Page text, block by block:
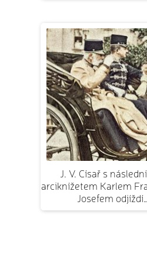
J. V. Císař s
arciknížetem Karlem
Josefem odjíždí…